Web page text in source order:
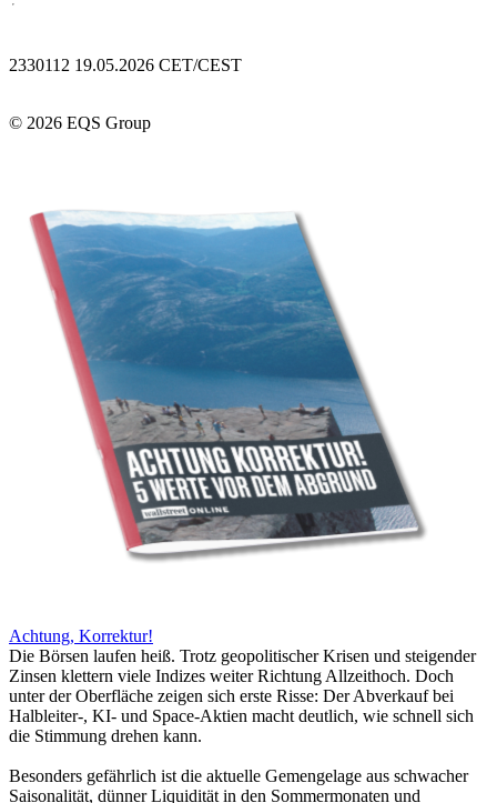
2330112 19.05.2026 CET/CEST
© 2026 EQS Group
Achtung, Korrektur!
Die Börsen laufen heiß. Trotz geopolitischer Krisen und steigender
Zinsen klettern viele Indizes weiter Richtung Allzeithoch. Doch
unter der Oberfläche zeigen sich erste Risse: Der Abverkauf bei
Halbleiter-, KI- und Space-Aktien macht deutlich, wie schnell sich
die Stimmung drehen kann.
Besonders gefährlich ist die aktuelle Gemengelage aus schwacher
Saisonalität, dünner Liquidität in den Sommermonaten und